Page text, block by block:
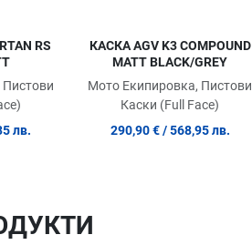
RS
лв.
КАСКА AGV K3 COMPOUND
MATT BLACK/GREY
Мото Екипировка, Пистови
Каски (Full Face)
290,90 €/ 568,95 лв.